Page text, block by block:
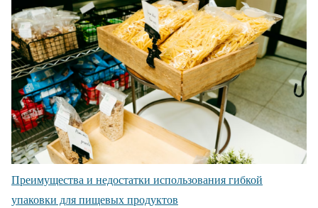
Преимущества и недостатки использования гибкой
упаковки для пищевых продуктов